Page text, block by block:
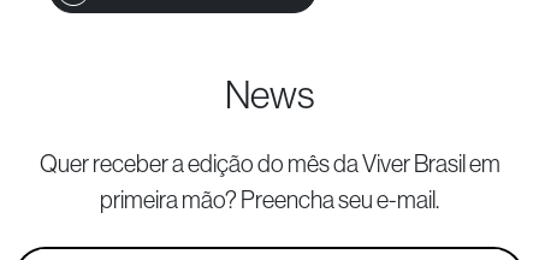
News
Quer receber a edição do mês da Viver Brasilem
primeira mão? Preencha seu e-mail.